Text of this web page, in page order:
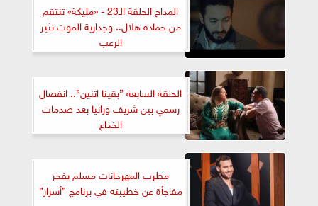
المداح الحلقة الـ23 - «مليكة» تنتقم
من حمادة هلال.. وجدارية الموت تثير
الرعب
الحلقة السابعة ”بقينا اتنين”.. انفصال
رسمي بين شريف ورانيا بعد صدمات
الخداع
مطرب المهرجانات مسلم يفجر
مفاجأة عن خطيبته في برنامج ”أسرار”